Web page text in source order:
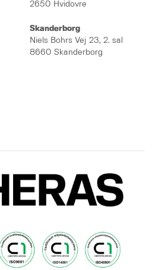
2650 Hvidovre
Skanderborg
Niels Bohrs Vej 23, 2. sal
8660 Skanderborg